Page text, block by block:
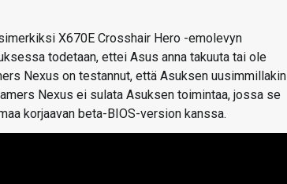
X670E Crosshair Hero -emolevyn
todetaan, ettei Asus anna takuuta tai ole
Nexus on testannut, että Asuksen uusimmillakin
Nexus ei sulata Asuksen toimintaa, jossa se
korjaavan beta-BIOS-version kanssa.